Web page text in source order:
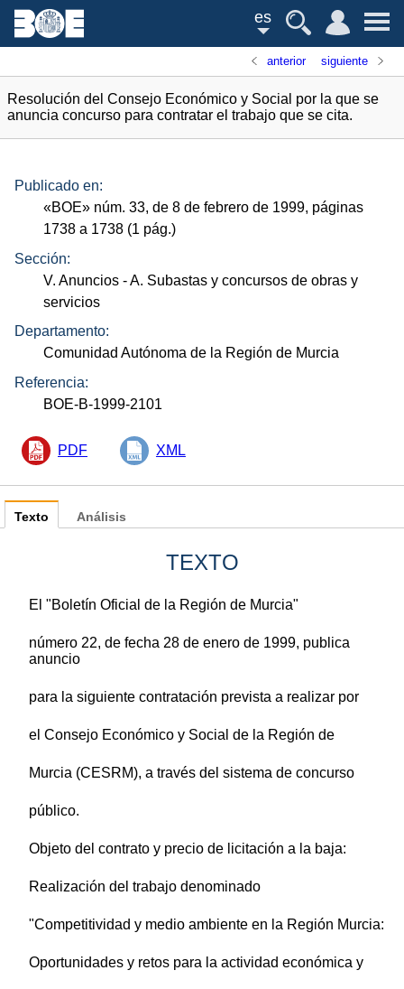
es
anterior siguiente
Resolución del Consejo Económico y Social por la que se
anuncia concurso para contratar el trabajo que se cita.
Publicado en:
«BOE» núm. 33, de 8 de febrero de 1999, páginas
1738 a 1738 (1 pág.)
Sección:
V. Anuncios - A. Subastas y concursos de obras y
servicios
Departamento:
Comunidad Autónoma de la Región de Murcia
Referencia:
BOE-B-1999-2101
PDF XML
Texto
TEXTO
El "Boletín Oficial de la Región de Murcia"
número 22, de fecha 28 de enero de 1999, publica
anuncio
para la siguiente contratación prevista a realizar por
el Consejo Económico y Social de la Región de
Murcia (CESRM), a través del sistema de concurso
público.
Objeto del contrato y precio de licitación a la baja:
Realización del trabajo denominado
"Competitividad y medio ambiente en la Región Murcia:
Oportunidades y retos para la actividad económica y
Análisis